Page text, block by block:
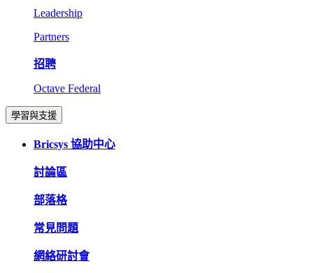
Leadership
Partners
招聘
Octave Federal
學習與支援
Bricsys 協助中心
討論區
部落格
常見問題
網絡研討會